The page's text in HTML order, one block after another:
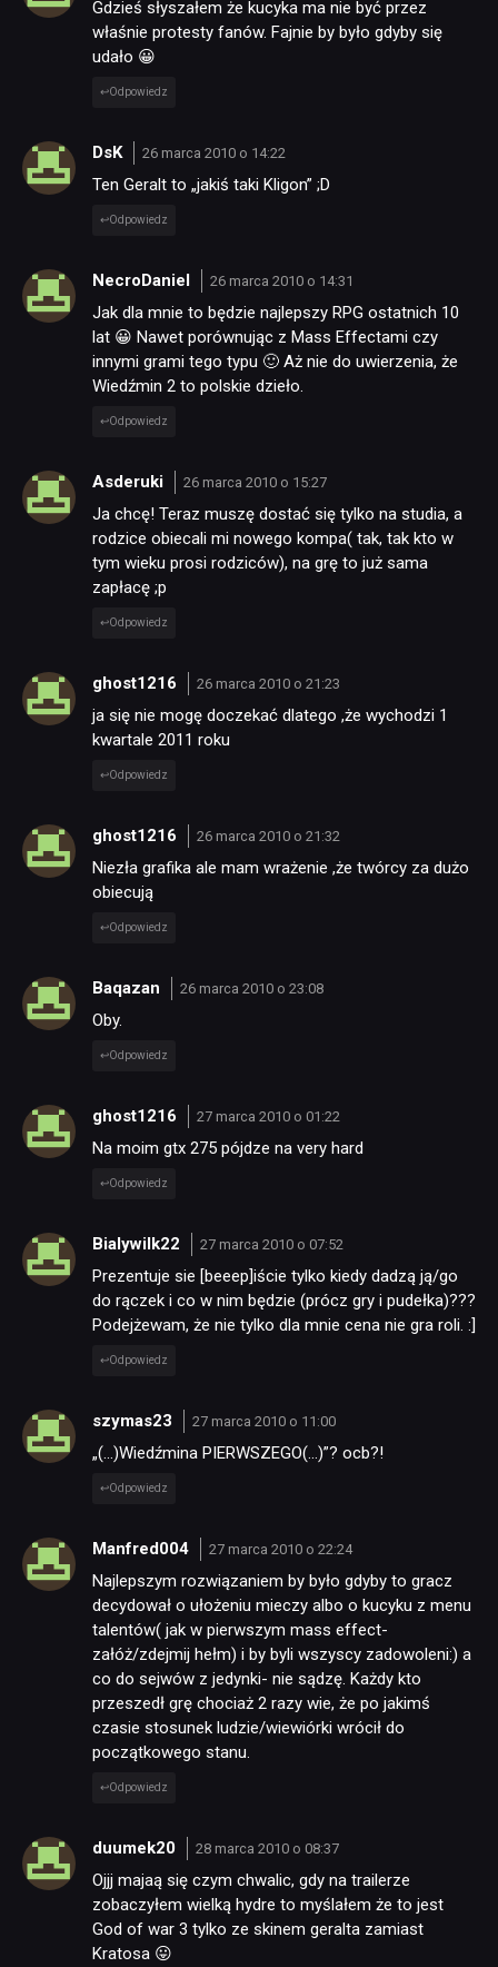
Gdzieś słyszałem że kucyka ma nie być przez
właśnie protesty fanów. Fajnie by było gdyby się
udało 😀
Odpowiedz
DsK 26 marca 2010 o 14:22
Ten Geralt to „jakiś taki Kligon” ;D
Odpowiedz
NecroDaniel 26 marca 2010 o 14:31
Jak dla mnie to będzie najlepszy RPG ostatnich 10
lat 😀 Nawet porównując z Mass Effectami czy
innymi grami tego typu 🙂 Aż nie do uwierzenia, że
Wiedźmin 2 to polskie dzieło.
Odpowiedz
Asderuki 26 marca 2010 o 15:27
Ja chcę! Teraz muszę dostać się tylko na studia, a
rodzice obiecali mi nowego kompa( tak, tak kto w
tym wieku prosi rodziców), na grę to już sama
zapłacę ;p
Odpowiedz
ghost1216 26 marca 2010 o 21:23
ja się nie mogę doczekać dlatego ,że wychodzi 1
kwartale 2011 roku
Odpowiedz
ghost1216 26 marca 2010 o 21:32
Niezła grafika ale mam wrażenie ,że twórcy za dużo
obiecują
Odpowiedz
Baqazan 26 marca 2010 o 23:08
Oby.
Odpowiedz
ghost1216 27 marca 2010 o 01:22
Na moim gtx 275 pójdze na very hard
Odpowiedz
Bialywilk22 27 marca 2010 o 07:52
Prezentuje sie [beeep]iście tylko kiedy dadzą ją/go
do rączek i co w nim będzie (prócz gry i pudełka)???
Podejżewam, że nie tylko dla mnie cena nie gra roli. :]
Odpowiedz
szymas23 27 marca 2010 o 11:00
„(…)Wiedźmina PIERWSZEGO(…)”? ocb?!
Odpowiedz
Manfred004 27 marca 2010 o 22:24
Najlepszym rozwiązaniem by było gdyby to gracz
decydował o ułożeniu mieczy albo o kucyku z menu
talentów( jak w pierwszym mass effect-
załóż/zdejmij hełm) i by byli wszyscy zadowoleni:) a
co do sejwów z jedynki- nie sądzę. Każdy kto
przeszedł grę chociaż 2 razy wie, że po jakimś
czasie stosunek ludzie/wiewiórki wrócił do
początkowego stanu.
Odpowiedz
duumek20 28 marca 2010 o 08:37
Ojjj majaą się czym chwalic, gdy na trailerze
zobaczyłem wielką hydre to myślałem że to jest
God of war 3 tylko ze skinem geralta zamiast
Kratosa 😛